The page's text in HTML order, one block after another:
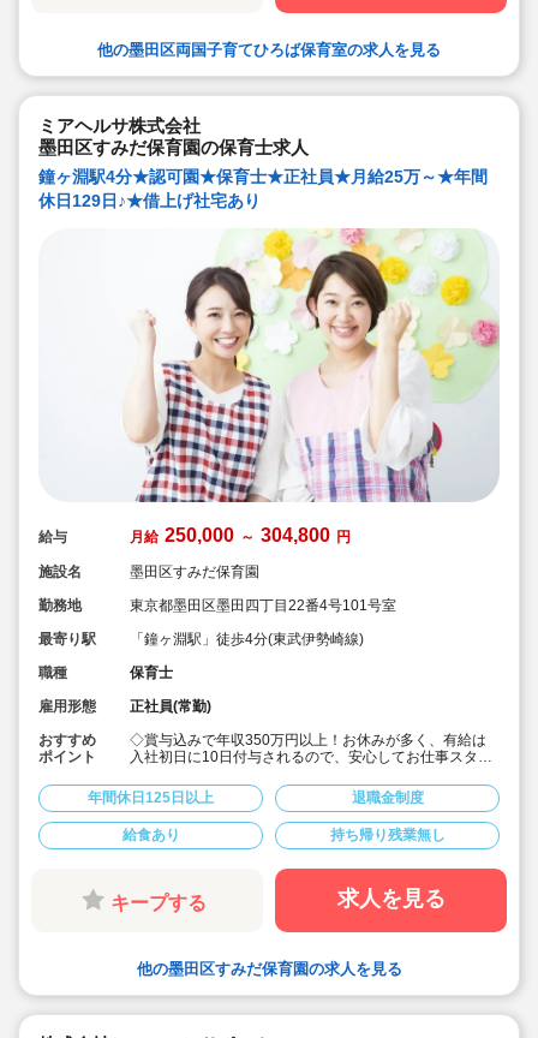
◇子ども一人ひとりを大切にする、おもいやりと笑顔あ
◇面接担当の園長先生の元でそのまま働くことができる
ので、ご自身の目で見て納得した保育園で勤務すること
ができます♪
他の墨田区両国子育てひろば保育室の求人を見る
ミアヘルサ株式会社
墨田区すみだ保育園の保育士求人
鐘ヶ淵駅4分★認可園★保育士★正社員★月給25万～★年間
休日129日♪★借上げ社宅あり
給与 月給 250,000 ～ 304,800 円
施設名
墨田区すみだ保育園
勤務地
東京都墨田区墨田四丁目22番4号101号室
最寄り駅
「鐘ヶ淵駅」徒歩4分(東武伊勢崎線)
職種
保育士
雇用形態
正社員(常勤)
おすすめ
ポイント
◇賞与込みで年収350万円以上！お休みが多く、有給は
入社初日に10日付与されるので、安心してお仕事スター
◇「鐘ヶ淵駅」徒歩4分の駅チカ！
◇月給250,000円＋経験加算☆
◇残業少なめ！発生した場合は1分単位で残業代支給。業
務前後の着替えの時間にも残業代がつきます♪
◇子ども一人ひとりを大切にする、おもいやりと笑顔あ
ふれる保育園です。
◇面接担当の園長先生の元でそのまま働くことができる
ができます♪
年間休日125日以上 退職金制度
給食あり 持ち帰り残業無し
キープする 求人を見る
他の墨田区すみだ保育園の求人を見る